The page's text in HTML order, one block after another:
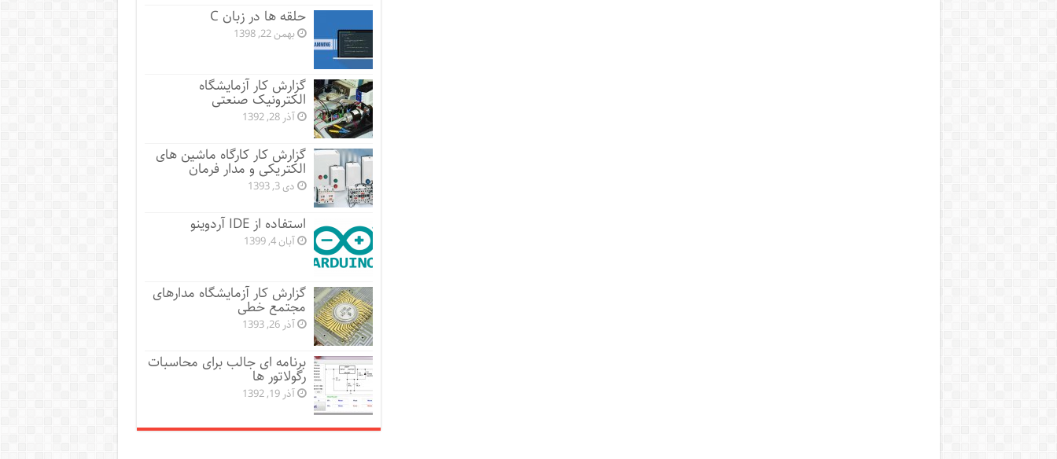
حلقه ها در زبان C
بهمن 22, 1398
گزارش کار آزمایشگاه
الکترونیک صنعتی
آذر 28, 1392
گزارش کار کارگاه ماشین های
الکتریکی و مدار فرمان
دی 3, 1393
استفاده از IDE آردوینو
آبان 4, 1399
گزارش کار آزمایشگاه مدارهای
مجتمع خطی
آذر 26, 1393
برنامه ای جالب برای محاسبات
رگولاتور ها
آذر 19, 1392